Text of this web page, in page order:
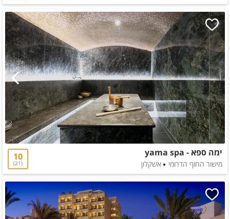
ימה ספא - yama spa
מישור החוף הדרומי אשקלון
10
21